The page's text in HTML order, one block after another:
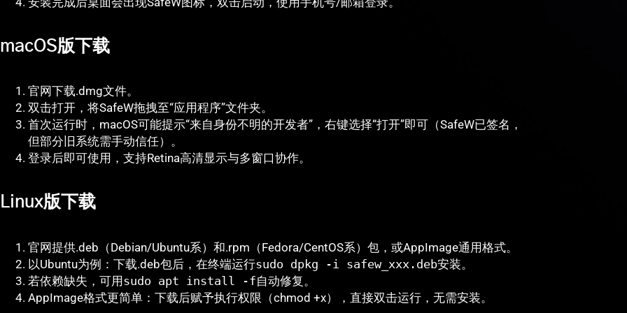
macOS版下载
官网下载.dmg文件。
双击打开，将SafeW拖拽至“应用程序”文件夹。
首次运行时，macOS可能提示“来自身份不明的开发者”，右键选择“打开”即可（SafeW已签名，
但部分旧系统需手动信任）。
登录后即可使用，支持Retina高清显示与多窗口协作。
Linux版下载
官网提供.deb（Debian/Ubuntu系）和.rpm（Fedora/CentOS系）包，或AppImage通用格式。
以Ubuntu为例：下载.deb包后，在终端运行sudo dpkg -i safew_xxx.deb安装。
若依赖缺失，可用sudo apt install -f自动修复。
AppImage格式更简单：下载后赋予执行权限（chmod +x），直接双击运行，无需安装。